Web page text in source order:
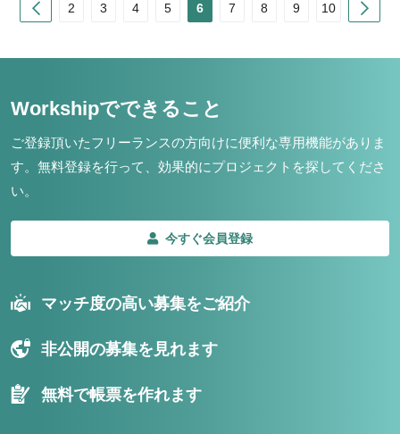
Prev
2 3 4 5 6 7 8 9 10
Workshipでできること
ご登録頂いたフリーランスの方向けに便利な専用機能がありま
す。 無料登録を行って、効果的にプロジェクトを探してくださ
い。
今すぐ会員登録
マッチ度の高い募集をご紹介
非公開の募集を見れます
無料で帳票を作れます